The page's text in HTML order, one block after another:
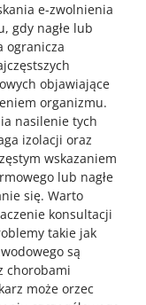
e-zwolnienia
gdy nagłe lub
ogranicza
objawiające
organizmu.
nasilenie tych
izolacji oraz
wskazaniem
lub nagłe
się. Warto
konsultacji
takie jak
są
chorobami
może orzec